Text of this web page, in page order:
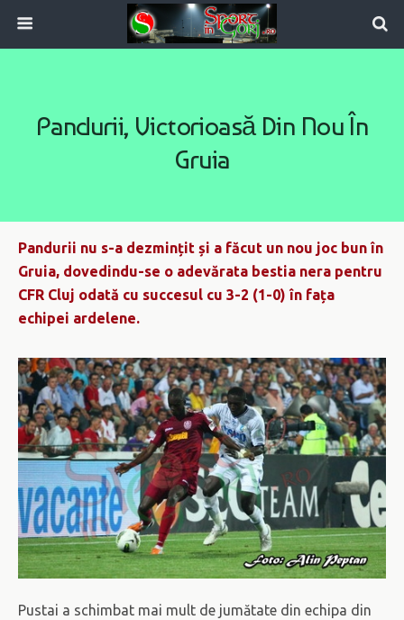
Pandurii, Victorioasă Din Nou În
Gruia
Pandurii nu s-a dezmințit și a făcut un nou joc bun în
Gruia, dovedindu-se o adevărata bestia nera pentru
CFR Cluj odată cu succesul cu 3-2 (1-0) în fața
echipei ardelene.
Pustai a schimbat mai mult de jumătate din echipa din